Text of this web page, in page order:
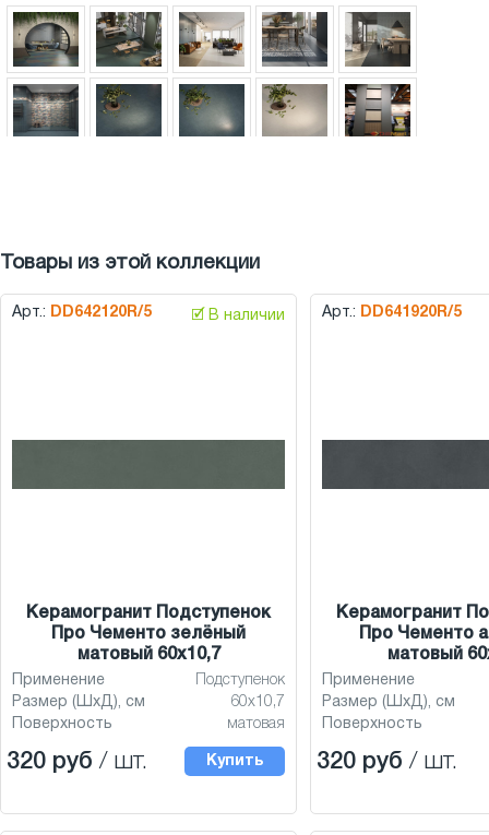
Товары из этой коллекции
Арт.: DD642120R/5 🗹 В наличии
Керамогранит Подступенок
Про Чементо зелёный
матовый 60x10,7
Применение
Подступенок
Размер (ШхД), см
60x10,7
Поверхность
матовая
320 руб / шт. Купить
Арт.: DD641920R/5
Керамогранит
Про Чементо
матовый
Применение
Размер (ШхД), см
Поверхность
320 руб / шт.